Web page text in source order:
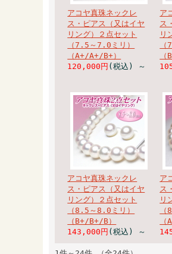
アコヤ真珠ネックレ
ス・ピアス（又はイヤ
リング）２点セット
（7.5～7.0ミリ）
（A+/A+/B+）
120,000円 (税込) ～
ア
ス
リ
アコヤ真珠ネックレ
ス・ピアス（又はイヤ
リング）２点セット
（8.5～8.0ミリ）
（B+/B+/B）
143,000円 (税込) ～
ア
ス
リ